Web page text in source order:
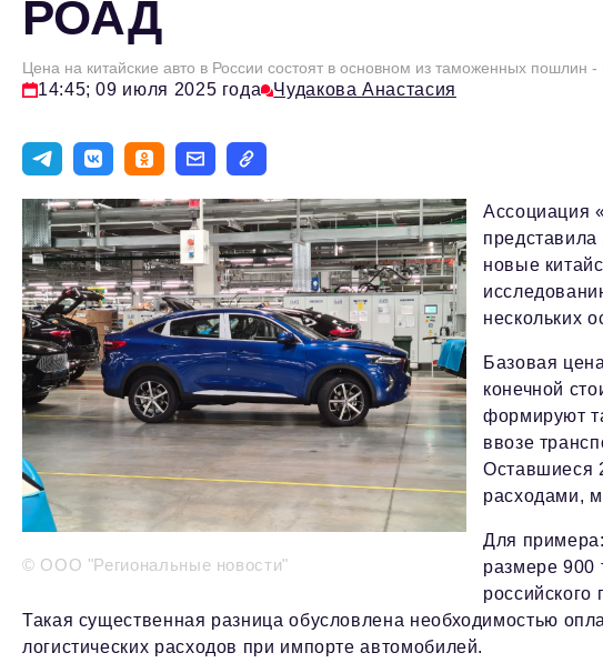
РОАД
Цена на китайские авто в России состоят в основном из таможенных пошлин
14:45; 09 июля 2025 года Чудакова Анастасия
© ООО "Региональные новости"
Ассоциация
новые
нескольких
Базовая
конечной
формируют
ввозе
Оставшиеся
расходами,
Для
размере 900
российского
Такая существенная разница обусловлена необходимостью
логистических расходов при импорте автомобилей.